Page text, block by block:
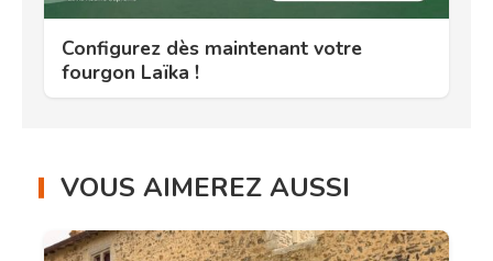
Configurez dès maintenant votre
fourgon Laïka !
VOUS AIMEREZ AUSSI